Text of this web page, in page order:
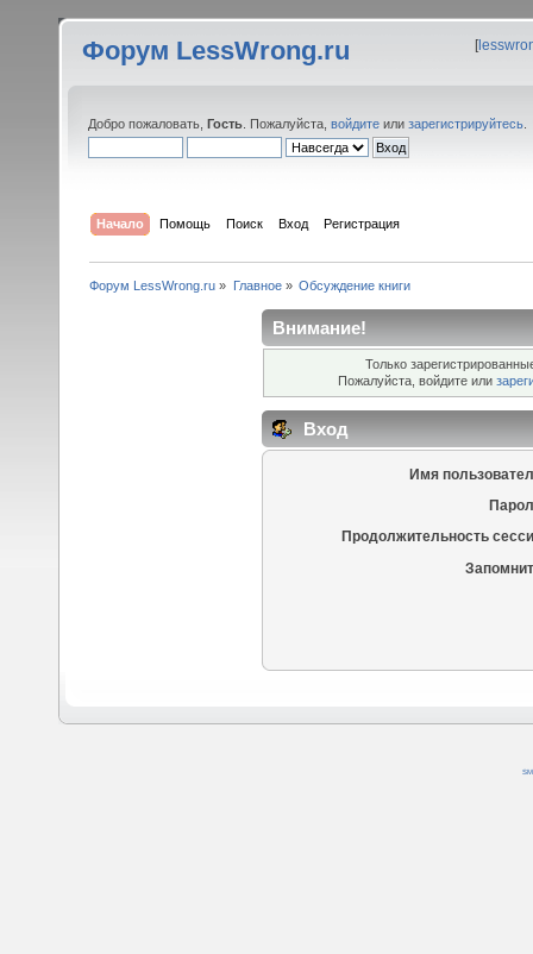
Форум LessWrong.ru [
Добро пожаловать, Гость . Пожалуйста, войдите или зарегистрируйтесь
Начало Помощь Поиск Вход Регистрация
Форум LessWrong.ru » Главное» Обсуждение книги
Внимание!
Только
Пожалуйста, войдите или
Вход
Имя
Продолжительность